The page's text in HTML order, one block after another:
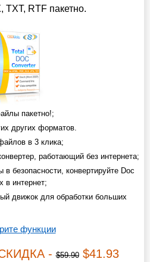
TXT, RTF пакетно.
пакетно!;
других форматов.
в 3 клика;
работающий без интернета;
безопасности, конвертируйте Doc
в интернет;
движок для обработки больших
функции
-$59.90$41.93